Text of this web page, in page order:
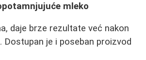
mleko
daje brze rezultate već nakon
Dostupan je i poseban proizvod